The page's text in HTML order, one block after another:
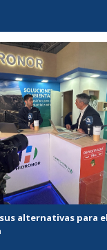
alternativas para